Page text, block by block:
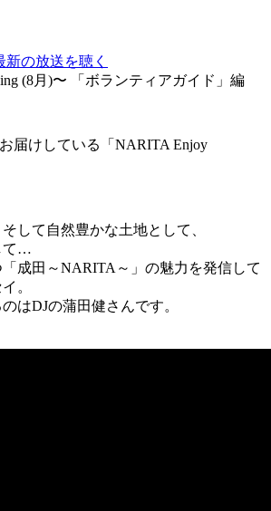
新の放送を聴く
(8月)〜 「ボランティアガイド」編
届けしている「NARITA Enjoy
して自然豊かな土地として、
て…
成田～NARITA～」の魅力を発信して
。
はDJの蒲田健さんです。